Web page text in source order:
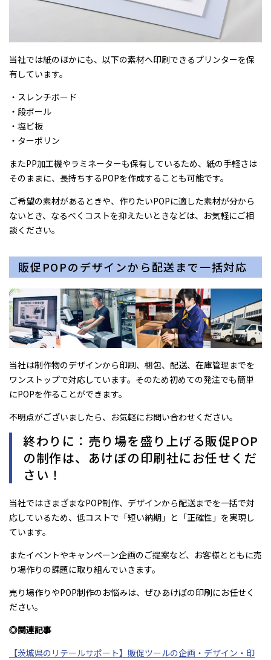
当社では紙のほかにも、以下の素材へ印刷できるプリンターを保
有しています。
・スレンチボード
・段ボール
・塩ビ板
・ターポリン
またPP加工機やラミネーターも保有しているため、紙の手軽さは
そのままに、長持ちするPOPを作成することも可能です。
ご希望の素材があるときや、作りたいPOPに適した素材が分から
ないとき、なるべくコストを抑えたいときなどは、お気軽にご相
談ください。
販促POPのデザインから配送まで一括対応
当社は制作物のデザインから印刷、梱包、配送、在庫管理までを
ワンストップで対応しています。そのため初めての発注でも簡単
にPOPを作ることができます。
不明点がございましたら、お気軽にお問い合わせください。
終わりに：売り場を盛り上げる販促POP
の制作は、あけぼの印刷社にお任せくだ
さい！
当社ではさまざまなPOP制作、デザインから配送までを一括で対
応しているため、低コストで「短い納期」と「正確性」を実現し
ています。
またイベントやキャンペーン企画のご提案など、お客様とともに売
り場作りの課題に取り組んでいきます。
売り場作りやPOP制作のお悩みは、ぜひあけぼの印刷にお任せく
ださい。
◎関連記事
【茨城県のリテールサポート】販促ツールの企画・デザイン・印